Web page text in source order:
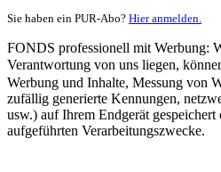
Sie haben ein PUR-Abo? Hier anmelden.
FONDS professionell mit Werbung:
Verantwortung von uns liegen,
Werbung und Inhalte, Messung von
zufällig generierte Kennungen,
usw.) auf Ihrem Endgerät
aufgeführten Verarbeitungszwecke.